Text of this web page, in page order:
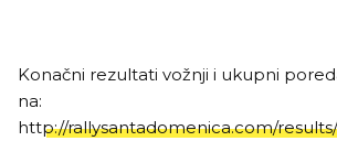
Konačni rezultati vožnji i ukupni
na:
http://rallysantadomenica.com/